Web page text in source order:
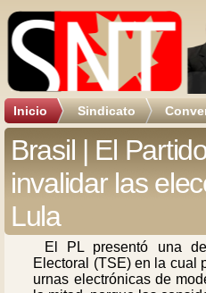
Inicio Sindicato
Brasil | El
invalidar las
Lula
El PL presentó una
Electoral (TSE) en la cual
urnas electrónicas de